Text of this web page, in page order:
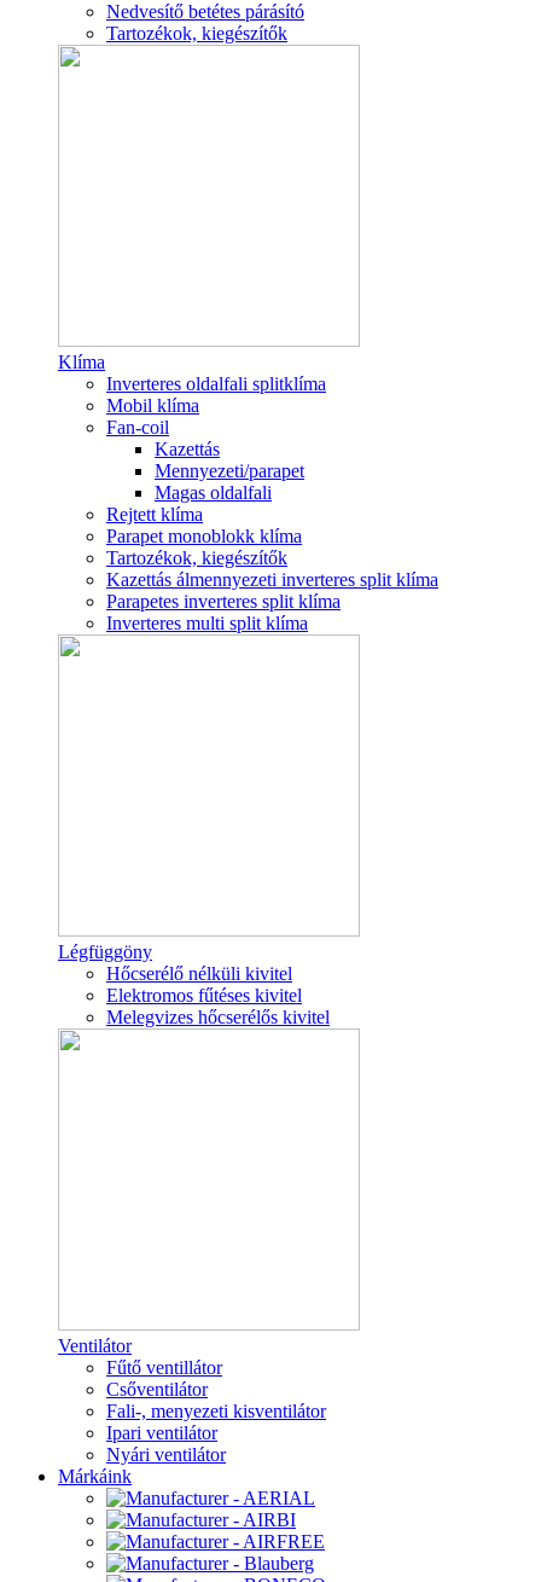
Nedvesítő betétes párásító
Tartozékok, kiegészítők
Klíma
Inverteres oldalfali splitklíma
Mobil klíma
Fan-coil
Kazettás
Mennyezeti/parapet
Magas oldalfali
Rejtett klíma
Parapet monoblokk klíma
Tartozékok, kiegészítők
Kazettás álmennyezeti inverteres split klíma
Parapetes inverteres split klíma
Inverteres multi split klíma
Légfüggöny
Hőcserélő nélküli kivitel
Elektromos fűtéses kivitel
Melegvizes hőcserélős kivitel
Ventilátor
Fűtő ventillátor
Csőventilátor
Fali-, menyezeti kisventilátor
Ipari ventilátor
Nyári ventilátor
Márkáink